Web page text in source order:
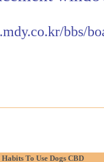
bbs/
To Use Dogs CBD